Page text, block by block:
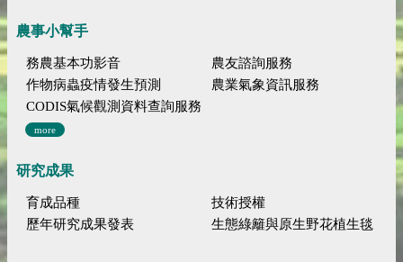
農事小幫手
務農基本功影音
農友諮詢服務
作物病蟲疫情發生預測
農業氣象資訊服務
CODIS氣候觀測資料查詢服務
more
研究成果
育成品種
技術授權
歷年研究成果發表
生態綠籬與原生野花植生毯